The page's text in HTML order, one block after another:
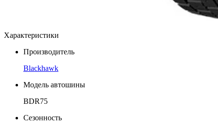
Характеристики
Производитель
Blackhawk
Модель автошины
BDR75
Сезонность